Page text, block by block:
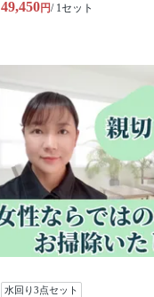
49,450円/ 1セット
水回り3点セット